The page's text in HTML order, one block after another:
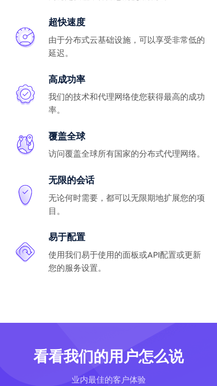
超快速度
由于分布式云基础设施，可以享受非常低的
延迟。
高成功率
我们的技术和代理网络使您获得最高的成功
率。
覆盖全球
访问覆盖全球所有国家的分布式代理网络。
无限的会话
无论何时需要，都可以无限期地扩展您的项
目。
易于配置
使用我们易于使用的面板或API配置或更新
您的服务设置。
看看我们的用户怎么说
业内最佳的客户体验